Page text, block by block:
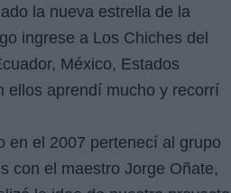
la nueva estrella de la
ingrese a Los Chiches del
México, Estados
ellos aprendí mucho y recorrí
en el 2007 pertenecí al grupo
con el maestro Jorge Oñate,